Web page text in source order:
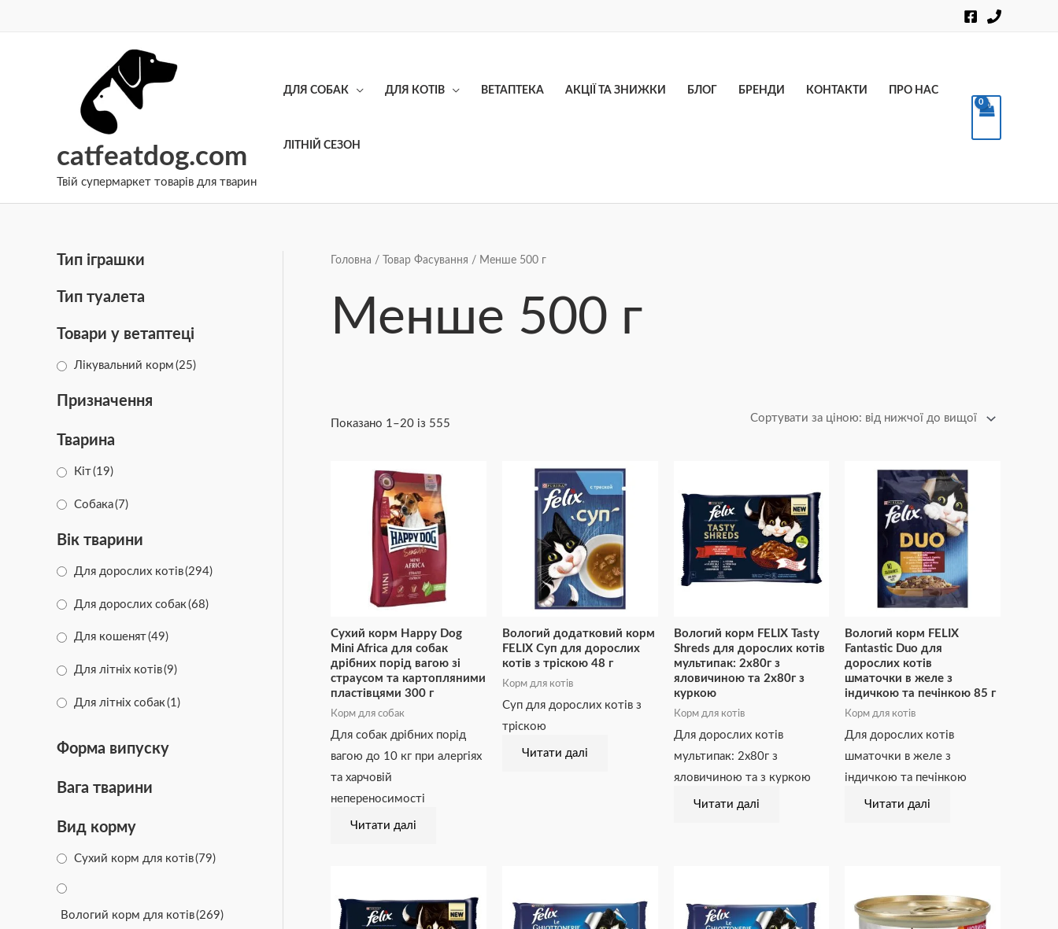
catfeatdog.com
Твій супермаркет товарів для тварин
ДЛЯ СОБАК ДЛЯ КОТІВ ВЕТАПТЕКА АКЦІЇ ТА ЗНИЖКИ БЛОГ БРЕНДИ КОНТАКТИ ПРО НАС
ЛІТНІЙ СЕЗОН
Тип іграшки
Тип туалета
Товари у ветаптеці
Лікувальний корм (25)
Призначення
Тварина
Кіт(19)
Собака(7)
Вік тварини
Для дорослих котів(294)
Для дорослих собак (68)
Для кошенят(49)
Для літніх котів(9)
Для літніх собак (1)
Форма випуску
Вага тварини
Вид корму
Сухий корм для котів(79)
Вологий корм для котів(269)
Головна / Товар Фасування / Менше 500 г
Менше 500 г
Показано 1–20 із 555
Сортування
найвищої
Сухий корм Happy Dog
Mini Africa для собак
дрібних порід вагою зі
страусом та картопляними
пластівцями 300 г
Корм для собак
Для собак дрібних порід
вагою до 10 кг при алергіях
та харчовій
непереносимості
Читати далі
Вологий додатковий корм
FELIX Суп для дорослих
котів з тріскою 48 г
Корм для котів
Суп для дорослих котів з
тріскою
Читати далі
Вологий корм FELIX Tasty
Shreds для дорослих котів
мультипак: 2х80г з
яловичиною та 2х80г з
куркою
Корм для котів
Для дорослих котів
мультипак: 2х80г з
яловичиною та з куркою
Читати далі
Вологий корм FELIX
Fantastic Duo для
дорослих котів
шматочки в желе з
індичкою та печінкою 85 г
Корм для котів
Для дорослих котів
шматочки в желе з
індичкою та печінкою
Читати далі